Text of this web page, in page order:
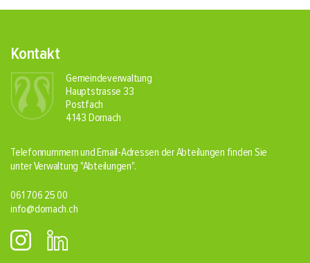
Fusszeile
Kontakt
Gemeindeverwaltung
Hauptstrasse 33
Postfach
4143 Dornach
Telefonnummern und Email-Adressen der Abteilungen finden Sie
unter Verwaltung "Abteilungen".
061 706 25 00
info@dornach.ch